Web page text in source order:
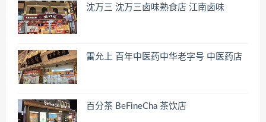
沈万三 沈万三卤味熟食店 江南卤味
雷允上 百年中医药中华老字号 中医药店
百分茶 BeFineCha 茶饮店